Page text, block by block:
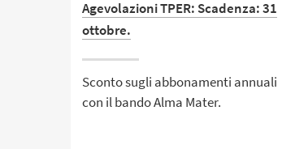
Agevolazioni TPER: Scadenza: 31
ottobre.
Sconto sugli abbonamenti annuali
con il bando Alma Mater.